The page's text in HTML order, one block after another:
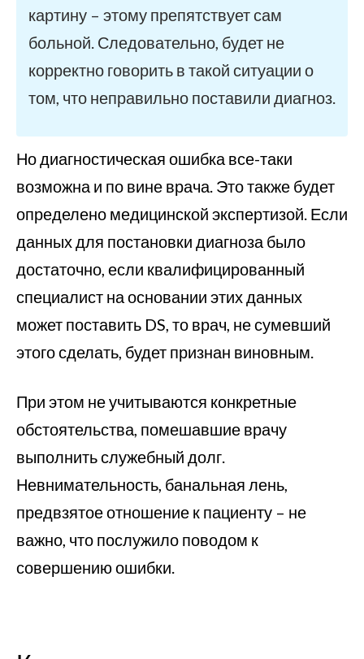
картину – этому препятствует сам
больной. Следовательно, будет не
корректно говорить в такой ситуации о
том, что неправильно поставили диагноз.
Но диагностическая ошибка все-таки
возможна и по вине врача. Это также будет
определено медицинской экспертизой. Если
данных для постановки диагноза было
достаточно, если квалифицированный
специалист на основании этих данных
может поставить DS, то врач, не сумевший
этого сделать, будет признан виновным.
При этом не учитываются конкретные
обстоятельства, помешавшие врачу
выполнить служебный долг.
Невнимательность, банальная лень,
предвзятое отношение к пациенту – не
важно, что послужило поводом к
совершению ошибки.